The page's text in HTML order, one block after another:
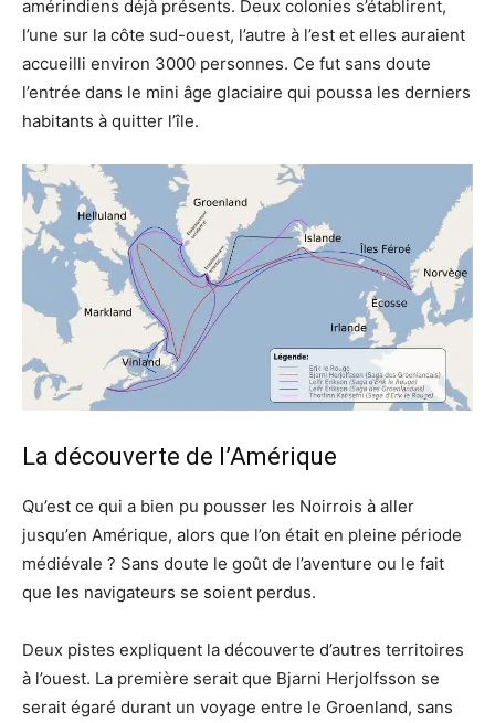
amérindiens déjà présents. Deux colonies s’établirent,
l’une sur la côte sud-ouest, l’autre à l’est et elles auraient
accueilli environ 3000 personnes. Ce fut sans doute
l’entrée dans le mini âge glaciaire qui poussa les derniers
habitants à quitter l’île.
La découverte de l’Amérique
Qu’est ce qui a bien pu pousser les Noirrois à aller
jusqu’en Amérique, alors que l’on était en pleine période
médiévale ? Sans doute le goût de l’aventure ou le fait
que les navigateurs se soient perdus.
Deux pistes expliquent la découverte d’autres territoires
à l’ouest. La première serait que Bjarni Herjolfsson se
serait égaré durant un voyage entre le Groenland, sans